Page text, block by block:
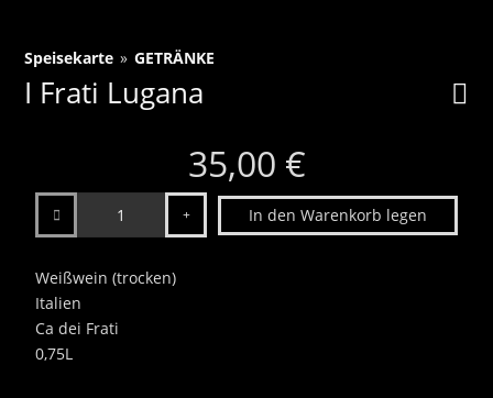
Speisekarte » GETRÄNKE
I Frati Lugana
35,00 €
In den Warenkorb legen
Weißwein (trocken)
Italien
Ca dei Frati
0,75L